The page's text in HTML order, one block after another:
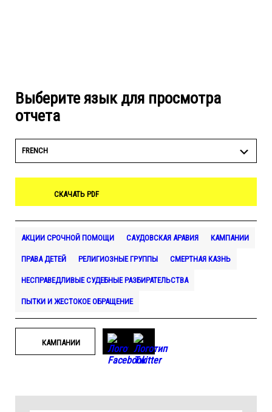
Выберите язык для просмотра
отчета
FRENCH
СКАЧАТЬ PDF
АКЦИИ СРОЧНОЙ ПОМОЩИ САУДОВСКАЯ АРАВИЯ КАМПАНИИ
ПРАВА ДЕТЕЙ РЕЛИГИОЗНЫЕ ГРУППЫ СМЕРТНАЯ КАЗНЬ
НЕСПРАВЕДЛИВЫЕ СУДЕБНЫЕ РАЗБИРАТЕЛЬСТВА
ПЫТКИ И ЖЕСТОКОЕ ОБРАЩЕНИЕ
КАМПАНИИ